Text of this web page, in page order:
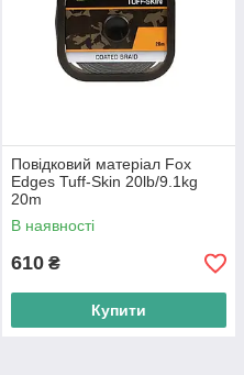
Повідковий матеріал Fox
Edges Tuff-Skin 20lb/9.1kg
20m
В наявності
610 ₴
Купити